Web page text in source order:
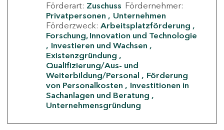
Förderart: Zuschuss Fördernehmer:
Privatpersonen
Unternehmen
Förderzweck: Arbeitsplatzförderung
Forschung, Innovation und Technologie
Investieren und Wachsen
Existenzgründung
Qualifizierung/Aus- und
Weiterbildung/Personal
Förderung
von Personalkosten
Investitionen in
Sachanlagen und Beratung
Unternehmensgründung